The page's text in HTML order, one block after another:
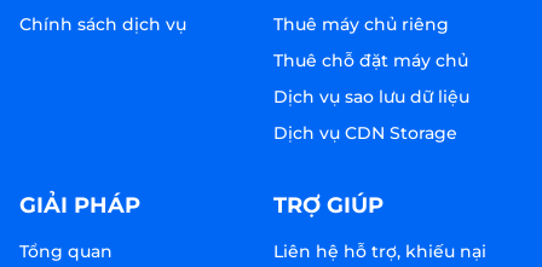
Chính sách dịch vụ
Thuê máy chủ riêng
Thuê chỗ đặt máy chủ
Dịch vụ sao lưu dữ liệu
Dịch vụ CDN Storage
GIẢI PHÁP
Tổng quan
TRỢ GIÚP
Liên hệ hỗ trợ, khiếu nại